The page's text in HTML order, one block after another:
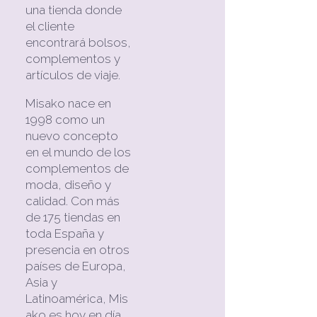
una tienda donde
el cliente
encontrará bolsos,
complementos y
artículos de viaje.
Misako nace en
1998 como un
nuevo concepto
en el mundo de los
complementos de
moda, diseño y
calidad. Con más
de 175 tiendas en
toda España y
presencia en otros
países de Europa,
Asia y
Latinoamérica, Mis